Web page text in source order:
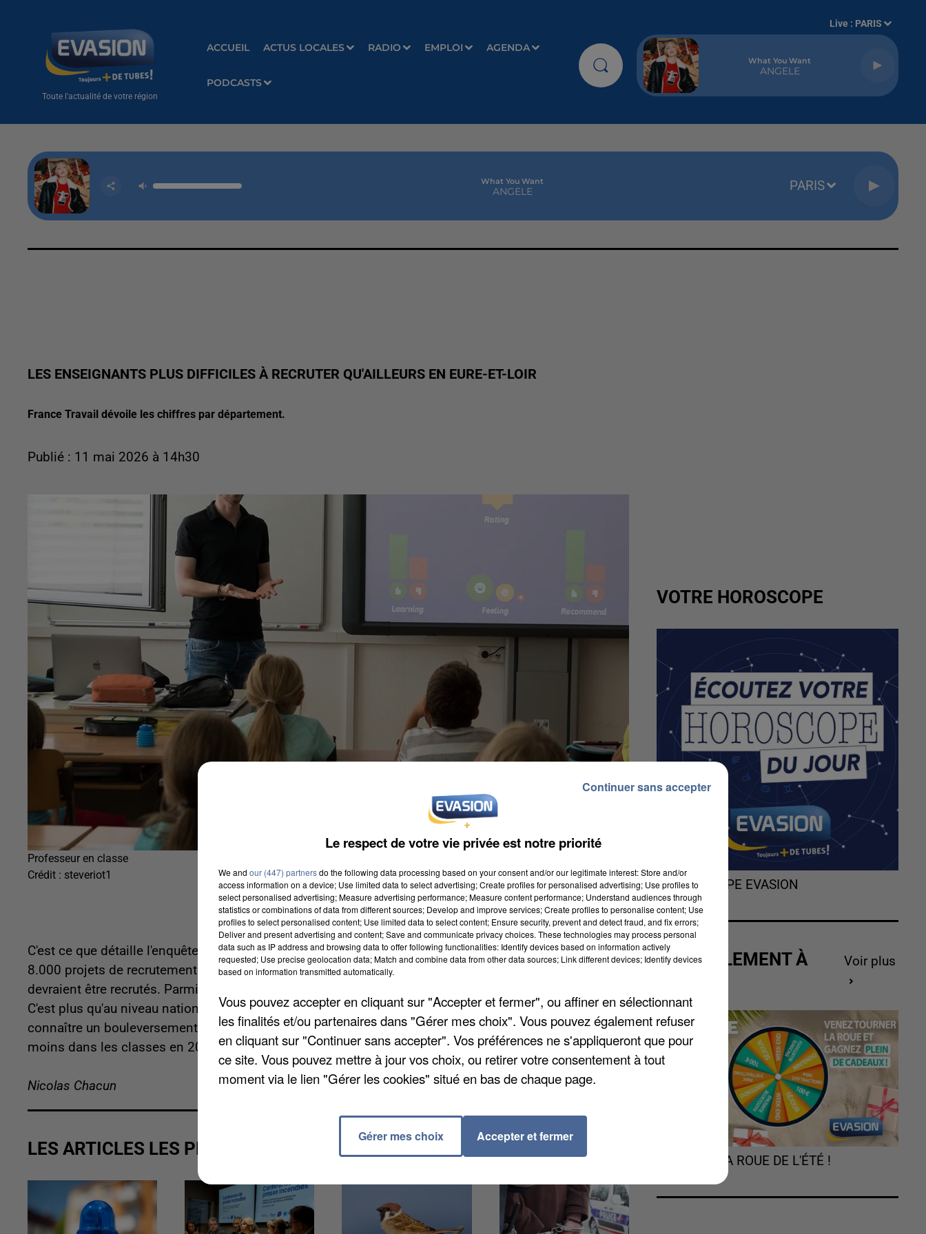
Toute l'actualité de votre région
ACCUEIL ACTUS LOCALES RADIO EMPLOI AGENDA
PODCASTS
Live : PARIS
What You Want
ANGELE
What You Want
ANGELE PARIS
LES ENSEIGNANTS PLUS DIFFICILES À RECRUTER QU'AILLEURS EN EURE-ET-LOIR
France Travail dévoile les chiffres par département.
Publié : 11 mai 2026 à 14h30
Professeur en classe
Crédit : steveriot1
C'est ce que détaille l'enquête sur les besoins de main-d’œuvre 2026 de France Travail. Dans le pays,
8.000 projets de recrutement d'enseignants sont annoncés pour cette année.En Eure-et-Loir, 50
devraient être recrutés. Parmi ces projets d'embauches, 80% sont considérés comme « difficiles ».
C'est plus qu'au niveau national : 41,3%. Selon les projections du gouvernement, le système scolaire va
connaître un bouleversement dans les années à venir : près de 1,7 million d'élèves sont attendus en
moins dans les classes en 2035.
Nicolas Chacun
LES ARTICLES LES PLUS VUS
VOTRE HOROSCOPE
L'HOROSCOPE EVASION
ACTUELLEMENT À
Voir plus
TOURNEZ LA ROUE DE L'ÉTÉ !
Le respect de votre vie privée est notre priorité
We and our (447) partnersdo the following data processing based on your consent and/or our legitimate interest: Store and/or
access information on a device; Use limited data to select advertising; Create profiles for personalised advertising; Use profiles to
select personalised advertising; Measure advertising performance; Measure content performance; Understand audiences through
statistics or combinations of data from different sources; Develop and improve services; Create profiles to personalise content; Use
profiles to select personalised content; Use limited data to select content; Ensure security, prevent and detect fraud, and fix errors;
Deliver and present advertising and content; Save and communicate privacy choices. These technologies may process personal
data such as IP address and browsing data to offer following functionalities: Identify devices based on information actively
requested; Use precise geolocation data; Match and combine data from other data sources; Link different devices; Identify devices
based on information transmitted automatically.
Vous pouvez accepter en cliquant sur "Accepter et fermer", ou affiner en sélectionnant
les finalités et/ou partenaires dans "Gérer mes choix". Vous pouvez également refuser
en cliquant sur "Continuer sans accepter". Vos préférences ne s'appliqueront que pour
ce site. Vous pouvez mettre à jour vos choix, ou retirer votre consentement à tout
moment via le lien "Gérer les cookies" situé en bas de chaque page.
Gérer mes choix Accepter et fermer
Continuer sans accepter